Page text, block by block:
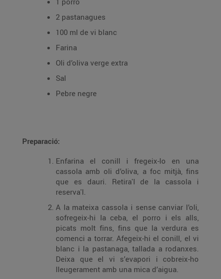
2 pastanagues
100 ml de vi blanc
Farina
Oli d’oliva verge extra
Sal
Pebre negre
Preparació:
Enfarina el conill i fregeix-lo en una
cassola amb oli d’oliva, a foc mitjà, fins
que es dauri. Retira'l de la cassola i
reserva'l.
A la mateixa cassola i sense canviar l’oli,
sofregeix-hi la ceba, el porro i els alls,
picats molt fins, fins que la verdura es
comenci a torrar. Afegeix-hi el conill, el vi
blanc i la pastanaga, tallada a rodanxes.
Deixa que el vi s’evapori i cobreix-ho
lleugerament amb una mica d’aigua.